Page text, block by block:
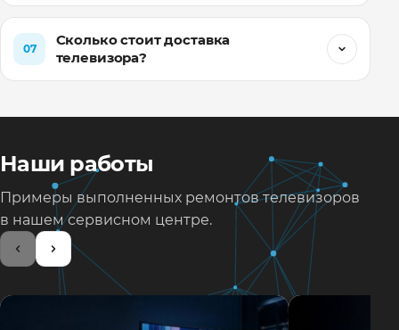
07
Сколько стоит доставка
телевизора?
Наши работы
Примеры выполненных ремонтов телевизоров
в нашем сервисном центре.